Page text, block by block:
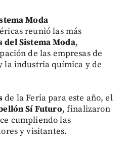
Moda
reunió las más
del Sistema Moda,
de las empresas de
la industria química y de
de la Feria para este año, el
Sí Futuro, finalizaron
cumpliendo las
y visitantes.